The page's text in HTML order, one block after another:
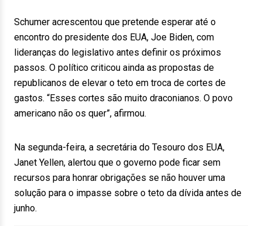
Schumer acrescentou que pretende esperar até o
encontro do presidente dos EUA, Joe Biden, com
lideranças do legislativo antes definir os próximos
passos. O político criticou ainda as propostas de
republicanos de elevar o teto em troca de cortes de
gastos. “Esses cortes são muito draconianos. O povo
americano não os quer”, afirmou.
Na segunda-feira, a secretária do Tesouro dos EUA,
Janet Yellen, alertou que o governo pode ficar sem
recursos para honrar obrigações se não houver uma
solução para o impasse sobre o teto da dívida antes de
junho.